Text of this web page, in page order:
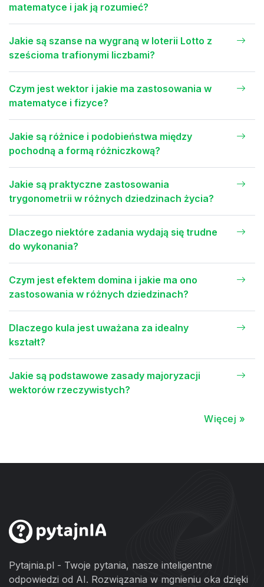
matematyce i jak ją rozumieć?
Jakie są szanse na wygraną w loterii Lotto z
sześcioma trafionymi liczbami?
Czym jest wektor i jakie ma zastosowania w
matematyce i fizyce?
Jakie są różnice i podobieństwa między
pochodną a formą różniczkową?
Jakie są praktyczne zastosowania
trygonometrii w różnych dziedzinach życia?
Dlaczego niektóre zadania wydają się trudne
do wykonania?
Czym jest efektem domina i jakie ma ono
zastosowania w różnych dziedzinach?
Dlaczego kula jest uważana za idealny
kształt?
Jakie są podstawowe zasady majoryzacji
wektorów rzeczywistych?
Więcej »
Pytajnia.pl - Twoje pytania, nasze inteligentne
odpowiedzi od AI. Rozwiązania w mgnieniu oka dzięki